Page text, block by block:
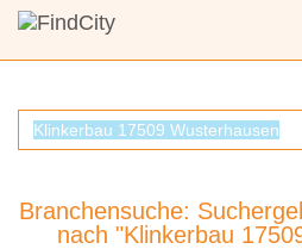
Branchensuche:
nach "Klinkerbau